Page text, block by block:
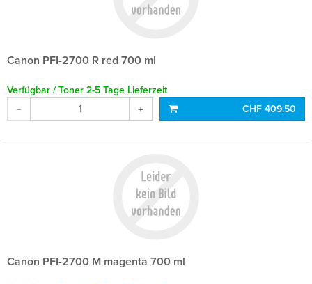
Canon PFI-2700 R red 700 ml
Verfügbar / Toner 2-5 Tage Lieferzeit
CHF 409.50
Canon PFI-2700 M magenta 700 ml